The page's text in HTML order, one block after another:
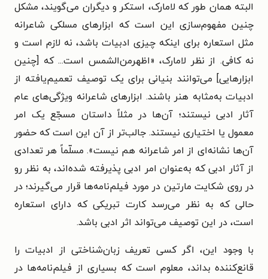
البته همان طور که لامارک، استکر و دیگران می‌گویند، مشکل
چنین مفهوم‌سازی این است که ابزارهای مسلکی شاعرانه
مثل استعاره برای اینکه چیزی ادبیات باشد، نه لازم است و
نه کافی. از نظر لامارک، «اظهرمن‌الشمس است... که [چنین
ابزارهایی] می‌توانند بنیانی برای یک توصیف تعمیم‌یافته از
ادبیات به‌مثابه هنر باشند. ابزارهای شاعرانه ویژگی‌های عام
آثار ادبی نیستند؛ آن‌ها در مثلاً داستان مسجّع یک امر
معمول یا اختیاری نیستند. جالب‌تر از آن این است که حضور
آن‌ها نشانه‌ای از امر شاعرانه هم نیست». مسلّماً هر تعدادی
از آثار ادبی که به‌عنوان امر ادبی پذیرفته شده‌اند، به نظر رو
در روی شکایت مارتین در مورد فیلم‌نامه‌ها قرار می‌گیرند؛ در
حالی که به نظر می‌رسد کارت تبریکی که دارای استعاره
است، در این توصیف می‌تواند اثر ادبی باشد.
با وجود این، اگر کسی تعریف زبان‌شناختی از ادبیات را
قانع‌کننده بداند، معلوم است که بسیاری از فیلم‌نامه‌ها در